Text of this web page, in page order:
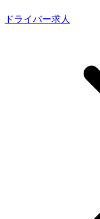
ドライバー求人